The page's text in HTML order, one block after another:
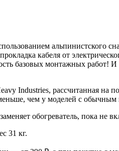
альпинистского
кабеля от
базовых монтажных работ!
Industries, рассчитанная
меньше, чем у моделей с
обогреватель, пока не
31 кг.